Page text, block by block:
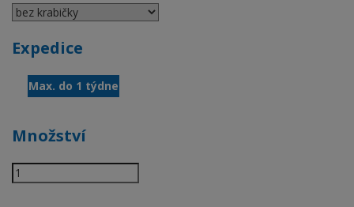
Expedice
Max. do 1 týdne
Množství